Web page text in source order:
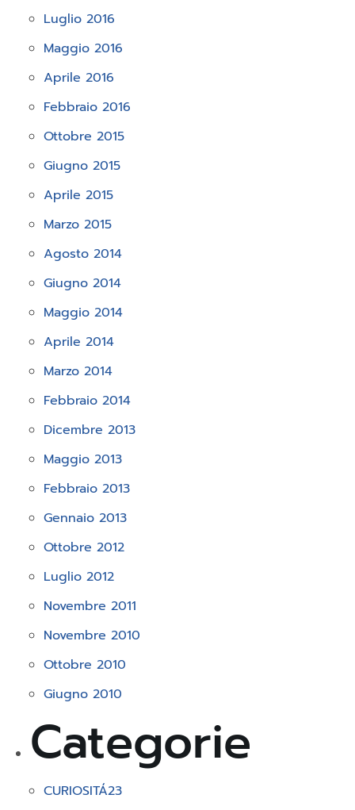
Luglio 2016
Maggio 2016
Aprile 2016
Febbraio 2016
Ottobre 2015
Giugno 2015
Aprile 2015
Marzo 2015
Agosto 2014
Giugno 2014
Maggio 2014
Aprile 2014
Marzo 2014
Febbraio 2014
Dicembre 2013
Maggio 2013
Febbraio 2013
Gennaio 2013
Ottobre 2012
Luglio 2012
Novembre 2011
Novembre 2010
Ottobre 2010
Giugno 2010
Categorie
CURIOSITÁ23